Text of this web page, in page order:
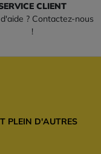
CLIENT
? Contactez-nous
!
PLEIN D'AUTRES